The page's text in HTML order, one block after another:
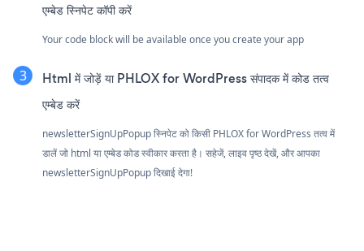
एम्बेड स्निपेट कॉपी करें
Your code block will be available once you create your app
Html में जोड़ें या PHLOX for WordPress संपादक में कोड तत्व
एम्बेड करें
newsletterSignUpPopup स्निपेट को किसी PHLOX for WordPress तत्व में
डालें जो html या एम्बेड कोड स्वीकार करता है। सहेजें, लाइव पृष्ठ देखें, और आपका
newsletterSignUpPopup दिखाई देगा!